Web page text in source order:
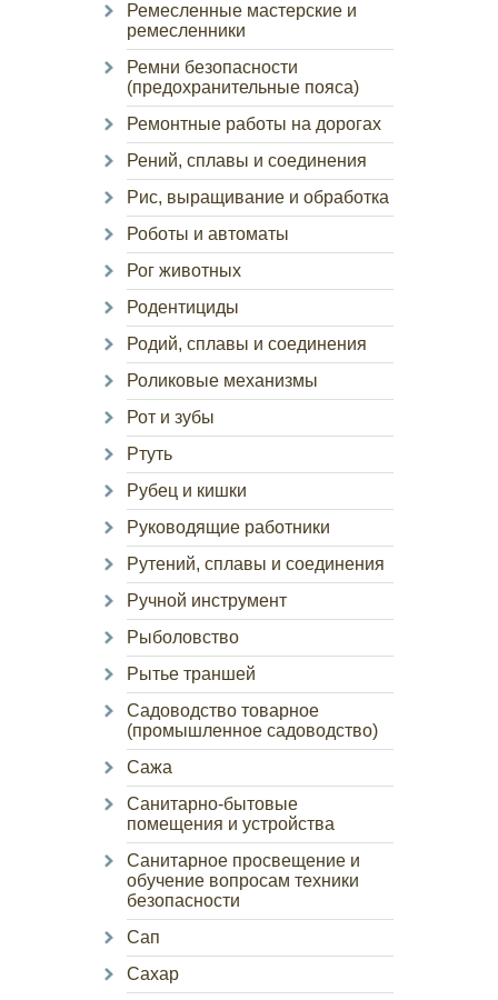
Ремесленные мастерские и
ремесленники
Ремни безопасности
(предохранительные пояса)
Ремонтные работы на дорогах
Рений, сплавы и соединения
Рис, выращивание и обработка
Роботы и автоматы
Рог животных
Родентициды
Родий, сплавы и соединения
Роликовые механизмы
Рот и зубы
Ртуть
Рубец и кишки
Руководящие работники
Рутений, сплавы и соединения
Ручной инструмент
Рыболовство
Рытье траншей
Садоводство товарное
(промышленное садоводство)
Сажа
Санитарно-бытовые
помещения и устройства
Санитарное просвещение и
обучение вопросам техники
безопасности
Сап
Сахар